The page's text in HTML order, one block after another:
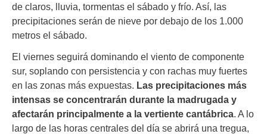
de claros, lluvia, tormentas el sábado y frío. Así, las
precipitaciones serán de nieve por debajo de los 1.000
metros el sábado.
El viernes seguirá dominando el viento de componente
sur, soplando con persistencia y con rachas muy fuertes
en las zonas más expuestas. Las precipitaciones más
intensas se concentrarán durante la madrugada y
afectarán principalmente a la vertiente cantábrica. A lo
largo de las horas centrales del día se abrirá una tregua,